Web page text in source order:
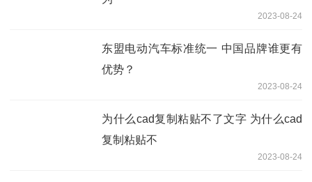
2023-08-24
东盟电动汽车标准统一 中国品牌谁更有
优势？
2023-08-24
为什么cad复制粘贴不了文字 为什么cad
复制粘贴不
2023-08-24